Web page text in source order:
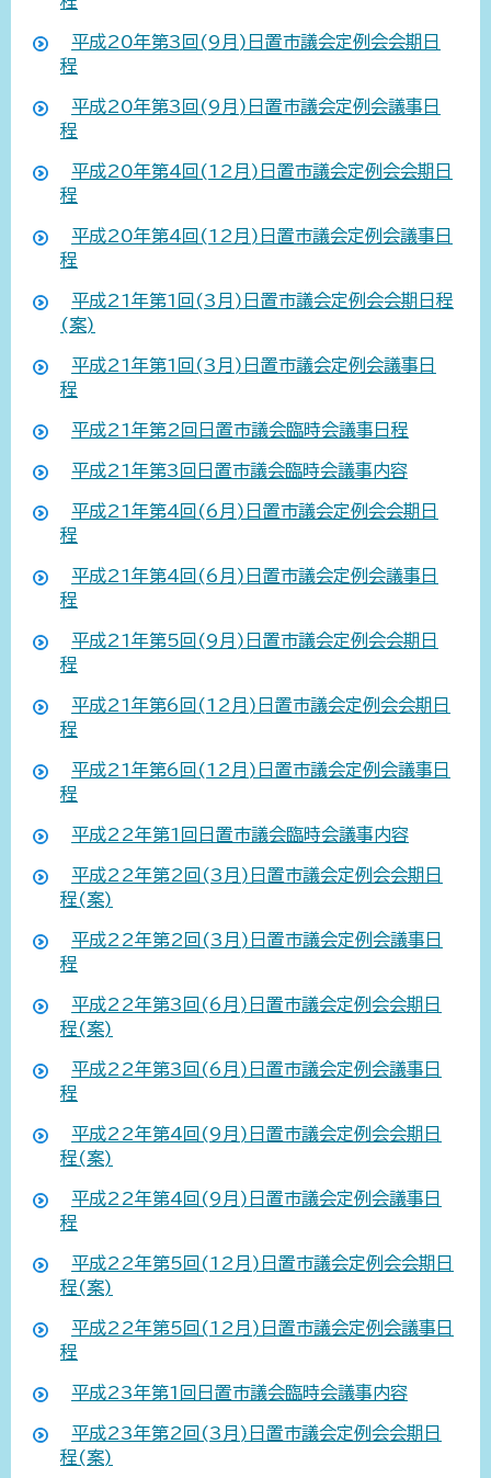
平成20年第3回(9月)日置市議会定例会会期日
程
平成20年第3回(9月)日置市議会定例会議事日
程
平成20年第4回(12月)日置市議会定例会会期日
程
平成20年第4回(12月)日置市議会定例会議事日
程
平成21年第1回(3月)日置市議会定例会会期日程
(案)
平成21年第1回(3月)日置市議会定例会議事日
程
平成21年第2回日置市議会臨時会議事日程
平成21年第3回日置市議会臨時会議事内容
平成21年第4回(6月)日置市議会定例会会期日
程
平成21年第4回(6月)日置市議会定例会議事日
程
平成21年第5回(9月)日置市議会定例会会期日
程
平成21年第6回(12月)日置市議会定例会会期日
程
平成21年第6回(12月)日置市議会定例会議事日
程
平成22年第1回日置市議会臨時会議事内容
平成22年第2回(3月)日置市議会定例会会期日
程(案)
平成22年第2回(3月)日置市議会定例会議事日
程
平成22年第3回(6月)日置市議会定例会会期日
程(案)
平成22年第3回(6月)日置市議会定例会議事日
程
平成22年第4回(9月)日置市議会定例会会期日
程(案)
平成22年第4回(9月)日置市議会定例会議事日
程
平成22年第5回(12月)日置市議会定例会会期日
程(案)
平成22年第5回(12月)日置市議会定例会議事日
程
平成23年第1回日置市議会臨時会議事内容
平成23年第2回(3月)日置市議会定例会会期日
程(案)